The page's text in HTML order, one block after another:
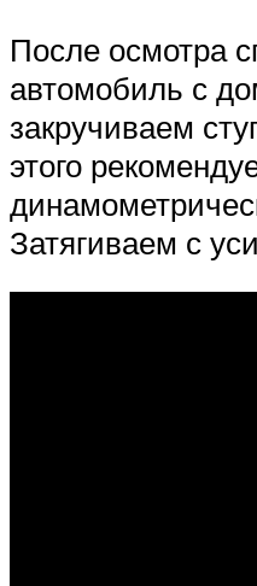
После осмотра
автомобиль с
закручиваем
этого
Затягиваем с